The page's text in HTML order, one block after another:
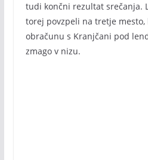
tudi končni rezultat srečanja.
torej povzpeli na tretje mesto,
obračunu s Kranjčani pod
zmago v nizu.